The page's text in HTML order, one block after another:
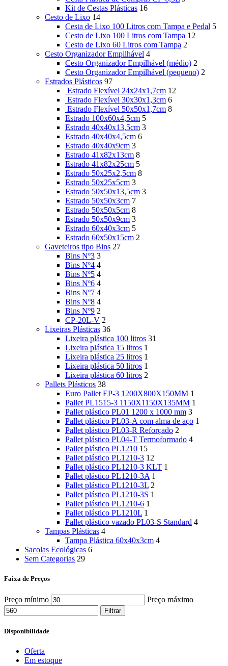
Kit de Cestas Plásticas 16
Cesto de Lixo 14
Cesta de Lixo 100 Litros com Tampa e Pedal 5
Cesto de Lixo 100 Litros com Tampa 12
Cesto de Lixo 60 Litros com Tampa 2
Cesto Organizador Empilhável 4
Cesto Organizador Empilhável (médio) 2
Cesto Organizador Empilhável (pequeno) 2
Estrados Plásticos 97
Estrado Flexível 24x24x1,7cm 12
Estrado Flexível 30x30x1,3cm 6
Estrado Flexível 50x50x1,7cm 8
Estrado 100x60x4,5cm 5
Estrado 40x40x13,5cm 3
Estrado 40x40x4,5cm 6
Estrado 40x40x9cm 3
Estrado 41x82x13cm 8
Estrado 41x82x25cm 5
Estrado 50x25x2,5cm 8
Estrado 50x25x5cm 3
Estrado 50x50x13,5cm 3
Estrado 50x50x3cm 7
Estrado 50x50x5cm 8
Estrado 50x50x9cm 3
Estrado 60x40x3cm 5
Estrado 60x50x15cm 2
Gaveteiros tipo Bins 27
Bins Nº3 3
Bins Nº4 4
Bins Nº5 4
Bins Nº6 4
Bins Nº7 4
Bins Nº8 4
Bins Nº9 2
CP-20L-V 2
Lixeiras Plásticas 36
Lixeira plástica 100 litros 31
Lixeira plástica 15 litros 1
Lixeira plástica 25 litros 1
Lixeira plástica 50 litros 1
Lixeira plástica 60 litros 2
Pallets Plásticos 38
Euro Pallet EP-3 1200X800X150MM 1
Pallet PL1515-3 1150X1150X135MM 1
Pallet plástico PL01 1200 x 1000 mm 3
Pallet plástico PL03-A com alma de aço 1
Pallet plástico PL03-R Reforçado 2
Pallet plástico PL04-T Termoformado 4
Pallet plástico PL1210 15
Pallet plástico PL1210-3 12
Pallet plástico PL1210-3 KLT 1
Pallet plástico PL1210-3A 1
Pallet plástico PL1210-3L 2
Pallet plástico PL1210-3S 1
Pallet plástico PL1210-6 1
Pallet plástico PL1210L 1
Pallet plástico vazado PL03-S Standard 4
Tampas Plásticas 4
Tampa Plástica 60x40x3cm 4
Sacolas Ecológicas 6
Sem Categorias 29
Faixa de Preços
Preço mínimo Preço máximo
Filtrar
Disponibilidade
Oferta
Em estoque